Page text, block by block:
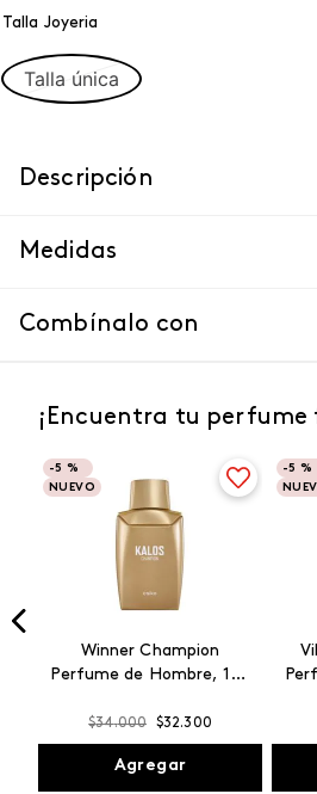
Talla Joyeria
Talla única
Descripción
Medidas
Combínalo con
¡Encuentra tu perfume
-5 %
NUEVO
Winner Champion
Perfume de Hombre, 100
$34.000 $32.300
Agregar
-5 %